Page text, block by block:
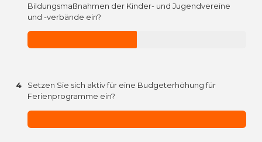
Bildungsmaßnahmen der Kinder- und Jugendvereine
und -verbände ein?
4
Setzen Sie sich aktiv für eine Budgeterhöhung für
Ferienprogramme ein?